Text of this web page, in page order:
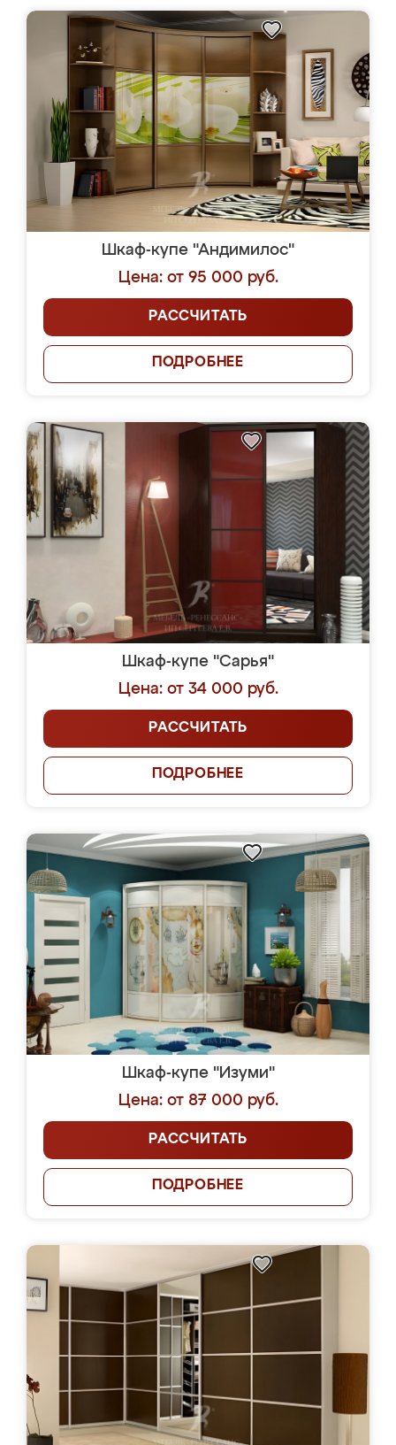
Шкаф-купе "Андимилос"
Цена: от 95 000 руб.
РАССЧИТАТЬ
ПОДРОБНЕЕ
Шкаф-купе "Сарья"
Цена: от 34 000 руб.
РАССЧИТАТЬ
ПОДРОБНЕЕ
Шкаф-купе "Изуми"
Цена: от 87 000 руб.
РАССЧИТАТЬ
ПОДРОБНЕЕ